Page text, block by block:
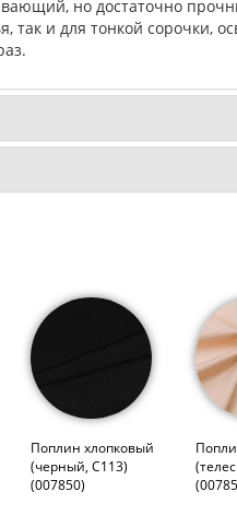
но достаточно
так и для тонкой сорочки,
Поплин хлопковый
(черный, С113)
(007850)